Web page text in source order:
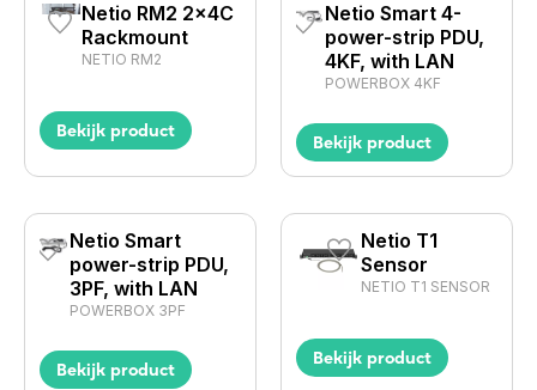
Netio RM2 2x4C
Rackmount
NETIO RM2
Bekijk product
Netio Smart 4-
power-strip PDU,
4KF, with LAN
POWERBOX 4KF
Bekijk product
Netio Smart
power-strip PDU,
3PF, with LAN
POWERBOX 3PF
Bekijk product
Netio T1
Sensor
NETIO T1 SENSOR
Bekijk product